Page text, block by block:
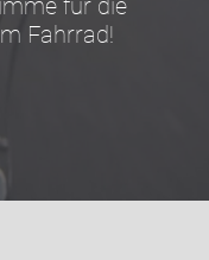
für die
Fahrrad!